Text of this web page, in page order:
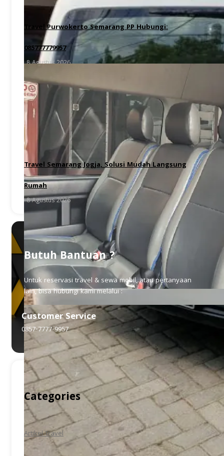
Travel Purwokerto Semarang PP Hubungi:
085777779957
8 Agustus 2026
Travel Semarang Jogja, Solusi Mudah Langsung
Rumah
8 Agustus 2026
Butuh Bantuan ?
Untuk reservasi travel & sewa mobil, atau pertanyaan
lain, bisa hubungi kami melalui :
Customer Service
0857-7777-9957
Categories
Artikel Travel